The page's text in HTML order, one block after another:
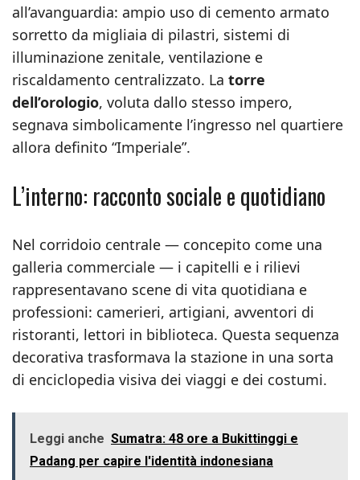
all’avanguardia: ampio uso di cemento armato
sorretto da migliaia di pilastri, sistemi di
illuminazione zenitale, ventilazione e
riscaldamento centralizzato. La torre
dell’orologio, voluta dallo stesso impero,
segnava simbolicamente l’ingresso nel quartiere
allora definito “Imperiale”.
L’interno: racconto sociale e quotidiano
Nel corridoio centrale — concepito come una
galleria commerciale — i capitelli e i rilievi
rappresentavano scene di vita quotidiana e
professioni: camerieri, artigiani, avventori di
ristoranti, lettori in biblioteca. Questa sequenza
decorativa trasformava la stazione in una sorta
di enciclopedia visiva dei viaggi e dei costumi.
Leggi anche Sumatra: 48 ore a Bukittinggi e
Padang per capire l'identità indonesiana